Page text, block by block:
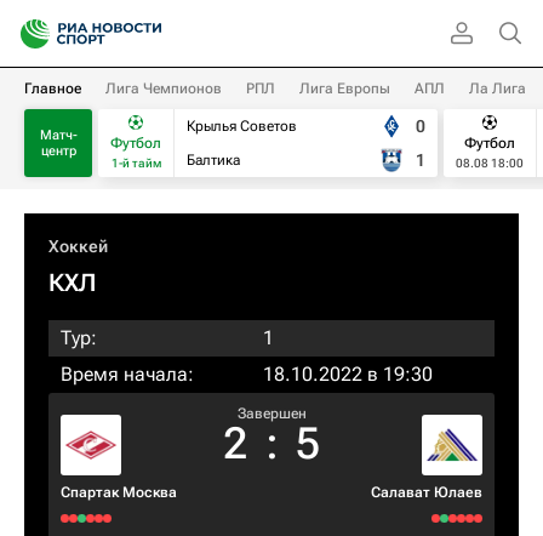
Главное Лига Чемпионов РПЛ Лига Европы АПЛ Ла Лига
Матч-
центр
Футбол
1-й тайм
Крылья Советов
Балтика
0
1
Футбол
08.08 18:00
Хоккей
КХЛ
Тур:
1
Время начала:
18.10.2022 в 19:30
Спартак Москва
Завершен
2 : 5
Салават Юлаев